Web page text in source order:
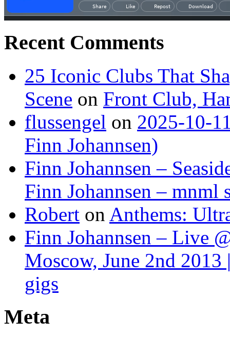
Recent Comments
25 Iconic Clubs That
Scene on Front Club,
flussengel on 2025-10-
Finn Johannsen)
Finn Johannsen –
Finn Johannsen – mnml
Robert on Anthems:
Finn Johannsen – Live
Moscow, June 2nd 2013
gigs
Meta